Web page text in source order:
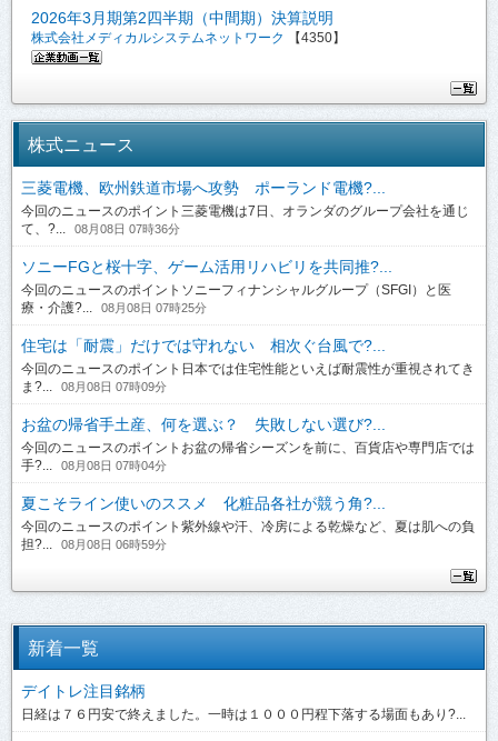
2026年3月期第2四半期（中間期）決算説明
株式会社メディカルシステムネットワーク 【4350】
株式ニュース
三菱電機、欧州鉄道市場へ攻勢 ポーランド電機?...
今回のニュースのポイント三菱電機は7日、オランダのグループ会社を通じ
て、?...
08月08日 07時36分
ソニーFGと桜十字、ゲーム活用リハビリを共同推?...
今回のニュースのポイントソニーフィナンシャルグループ（SFGI）と医
療・介護?...
08月08日 07時25分
住宅は「耐震」だけでは守れない 相次ぐ台風で?...
今回のニュースのポイント日本では住宅性能といえば耐震性が重視されてき
ま?...
08月08日 07時09分
お盆の帰省手土産、何を選ぶ？ 失敗しない選び?...
今回のニュースのポイントお盆の帰省シーズンを前に、百貨店や専門店では
手?...
08月08日 07時04分
夏こそライン使いのススメ 化粧品各社が競う角?...
今回のニュースのポイント紫外線や汗、冷房による乾燥など、夏は肌への負
担?...
08月08日 06時59分
新着一覧
デイトレ注目銘柄
日経は７６円安で終えました。一時は１０００円程下落する場面もあり?...